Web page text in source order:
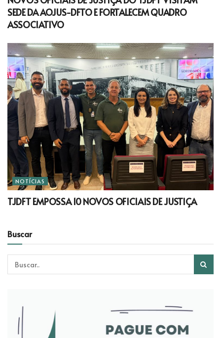
SEDE DA AOJUS-DFTO E FORTALECEM QUADRO
ASSOCIATIVO
NOTÍCIAS
TJDFT EMPOSSA 10 NOVOS OFICIAIS DE JUSTIÇA
Buscar